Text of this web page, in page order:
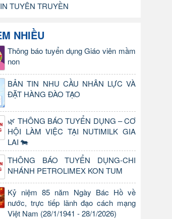
TUYÊN TRUYỀN
NHIỀU
Thông báo tuyển dụng Giáo viên mầm
non
BẢN TIN NHU CẦU NHÂN LỰC VÀ
ĐẶT HÀNG ĐÀO TẠO
🌿 THÔNG BÁO TUYỂN DỤNG – CƠ
HỘI LÀM VIỆC TẠI NUTIMILK GIA
LAI 🐄
THÔNG BÁO TUYỂN DỤNG-CHI
NHÁNH PETROLIMEX KON TUM
Kỷ niệm 85 năm Ngày Bác Hồ về
nước, trực tiếp lãnh đạo cách mạng
Việt Nam (28/1/1941 - 28/1/2026)